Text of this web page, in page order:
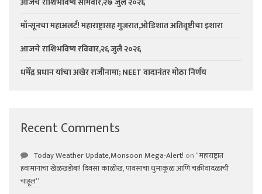
मॉन्सूनचा महाअलर्ट! महाराष्ट्रासह गुजरात,ओडिशात अतिवृष्टीचा इशारा
आजचे राशिभविष्य रविवार,२६ जुलै २०२६
धर्मेंद्र प्रधान यांचा अखेर राजीनामा; NEET वादानंतर मोठा निर्णय
Recent Comments
Today Weather Update,Monsoon Mega-Alert! on“महाराष्ट्रात
हवामानाचा खेळखंडोबा! दिवसा काळोख, पावसाचा धुमाकूळ आणि चक्रीवादळाची
चाहूल”